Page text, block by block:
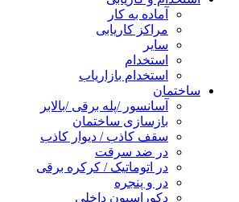
آماده به کار
مراکز کاریابی
سایر
استخدام
استخدام بازاریاب
ساختمان
آسانسور /پله برقی /بالابر
بازسازی ساختمان
سقف کاذب / دیوار کاذب
در ضد سرقت
در اتوماتیک / کرکره برقی
در و پنجره
دکوراسیون داخلی